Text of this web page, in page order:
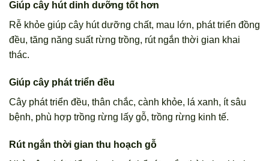
Giúp cây hút dinh dưỡng tốt hơn
Rễ khỏe giúp cây hút dưỡng chất, mau lớn, phát triển đồng
đều, tăng năng suất rừng trồng, rút ngắn thời gian khai
thác.
Giúp cây phát triển đều
Cây phát triển đều, thân chắc, cành khỏe, lá xanh, ít sâu
bệnh, phù hợp trồng rừng lấy gỗ, trồng rừng kinh tế.
Rút ngắn thời gian thu hoạch gỗ